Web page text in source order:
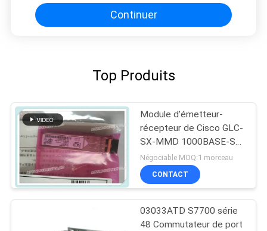
Continuer
Top Produits
Module d'émetteur-
récepteur de Cisco GLC-
SX-MMD 1000BASE-SX
SFP
Négociable MOQ:1 morceau
CONTACT
03033ATD S7700 série
48 Commutateur de port